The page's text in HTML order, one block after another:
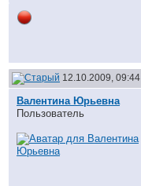
12.10.2009, 09:44
Валентина Юрьевна
Пользователь